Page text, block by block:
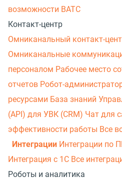
возможности ВАТС
Контакт-центр
Омниканальный контакт-
Омниканальные
персоналом Рабочее место
отчетов Робот-
ресурсами База знаний
(API) для УВК (CRM) Чат для
эффективности работы Все
Интеграции Интеграции по
Интеграция с 1С Все
Роботы и аналитика